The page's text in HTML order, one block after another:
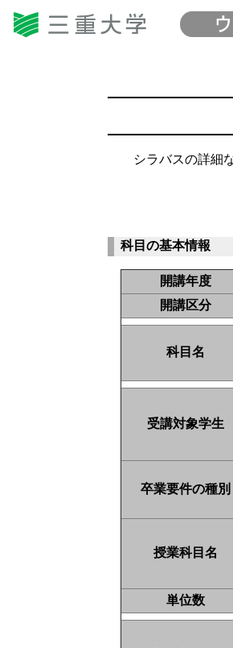
シラバスの詳細
科目の基本情報
開講年度
開講区分
科目名
受講対象学生
卒業要件の種別
授業科目名
単位数